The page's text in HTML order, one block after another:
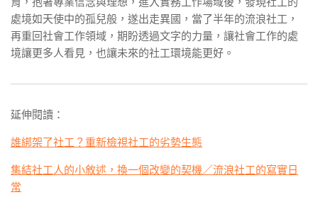
處境如天使中的孤兒般，遂出走異國，當了半年的流浪社工，
再重回社會工作領域，期盼透過文字的力量，讓社會工作的處
境讓更多人看見，也讓未來的社工環境能更好。
延伸閱讀：
誰綁架了社工？重新檢視社工的劣勢生態
集結社工人的小敘述，換一個改變的契機／流浪社工的寫實日
常